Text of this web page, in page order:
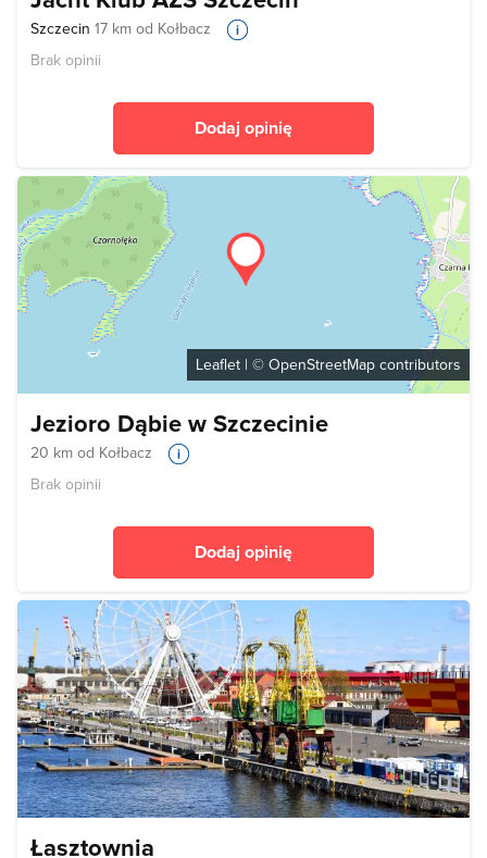
Szczecin 17 km od Kołbacz
Brak opinii
Dodaj opinię
Leaflet | © OpenStreetMap contributors
Jezioro Dąbie w Szczecinie
20 km od Kołbacz
Brak opinii
Dodaj opinię
Łasztownia